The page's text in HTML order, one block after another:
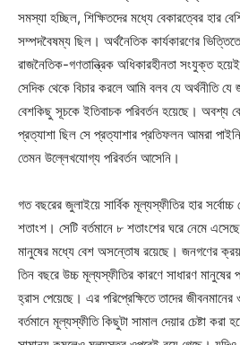
সমস্যা হচ্ছিল, শিক্ষিতদের মধ্যে বেকারত্বের হার
সম্পদবৈষম্য ছিল। অর্থনৈতিক কার্যকারণের
রাজনৈতিক-গণতান্ত্রিক অধিকারহীনতা সংযুক্ত
সেদিক থেকে বিচার করলে আমি বলব যে অর্থনীতি
বেশকিছু সূচকে ইতিবাচক পরিবর্তন হয়েছে। অবশ্য
প্রত্যাশা ছিল সে প্রত্যাশার প্রতিফলন আমরা
তেমন উল্লেখযোগ্য পরিবর্তন আসেনি।
গত বছরের জুলাইয়ে সার্বিক মূল্যস্ফীতির হার
শতাংশ। সেটি বর্তমানে ৮ শতাংশের ঘরে নেমে
মানুষের মধ্যে বেশ অসন্তোষ রয়েছে। জনগণের
তিন বছরে উচ্চ মূল্যস্ফীতির কারণে সাধারণ
হ্রাস পেয়েছে। এর পরিপ্রেক্ষিতে তাদের
বর্তমানে মূল্যস্ফীতি কিছুটা সামাল দেয়ার চেষ্টা